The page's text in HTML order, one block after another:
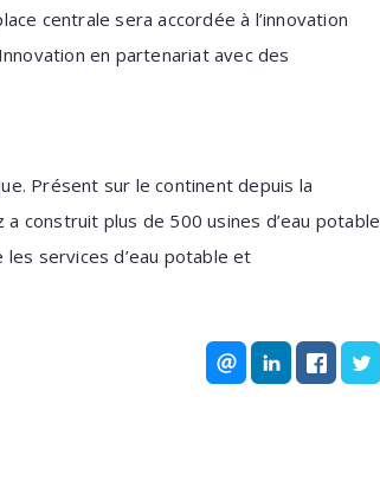
centrale sera accordée à l’innovation
en partenariat avec des
Présent sur le continent depuis la
construit plus de 500 usines d’eau potable
services d’eau potable et